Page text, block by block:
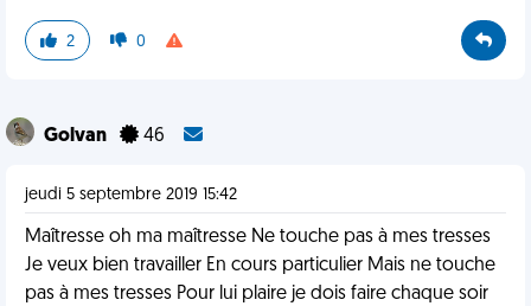
2 0
Golvan 46
jeudi 5 septembre 2019 15:42
Maîtresse oh ma maîtresse Ne touche pas à mes tresses
Je veux bien travailler En cours particulier Mais ne touche
pas à mes tresses Pour lui plaire je dois faire chaque soir